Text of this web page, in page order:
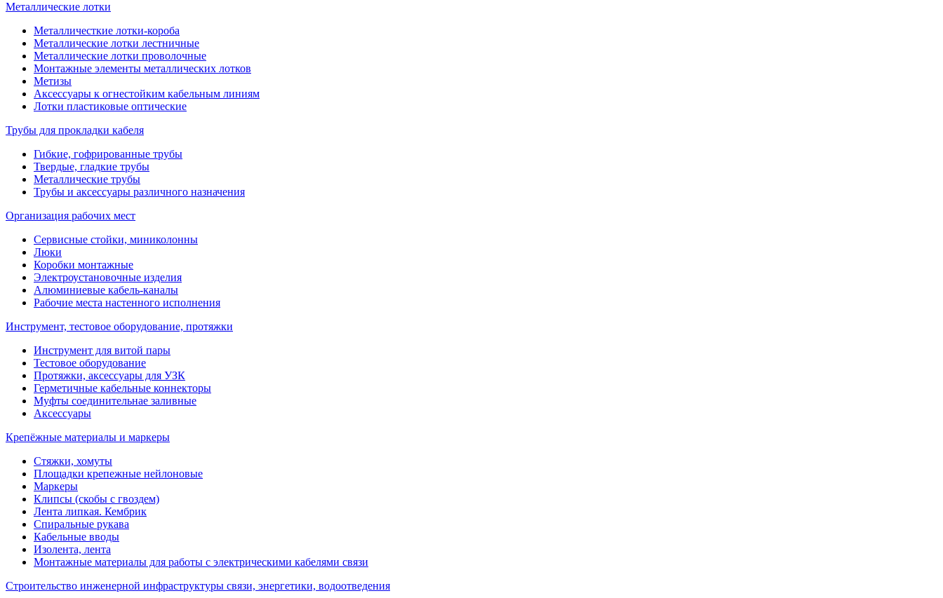
Металлические лотки
Металличесткие лотки-короба
Металлические лотки лестничные
Металлические лотки проволочные
Монтажные элементы металлических лотков
Метизы
Аксессуары к огнестойким кабельным линиям
Лотки пластиковые оптические
Трубы для прокладки кабеля
Гибкие, гофрированные трубы
Твердые, гладкие трубы
Металлические трубы
Трубы и аксессуары различного назначения
Организация рабочих мест
Сервисные стойки, миниколонны
Люки
Коробки монтажные
Электроустановочные изделия
Алюминиевые кабель-каналы
Рабочие места настенного исполнения
Инструмент, тестовое оборудование, протяжки
Инструмент для витой пары
Тестовое оборудование
Протяжки, аксессуары для УЗК
Герметичные кабельные коннекторы
Муфты соединительнае заливные
Аксессуары
Крепёжные материалы и маркеры
Стяжки, хомуты
Площадки крепежные нейлоновые
Маркеры
Клипсы (скобы с гвоздем)
Лента липкая. Кембрик
Спиральные рукава
Кабельные вводы
Изолента, лента
Монтажные материалы для работы с электрическими кабелями связи
Строительство инженерной инфраструктуры связи, энергетики, водоотведения